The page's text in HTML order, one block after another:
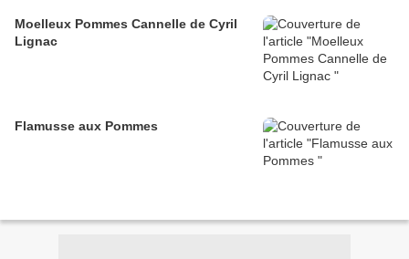
Moelleux Pommes Cannelle de Cyril
Lignac
Flamusse aux Pommes